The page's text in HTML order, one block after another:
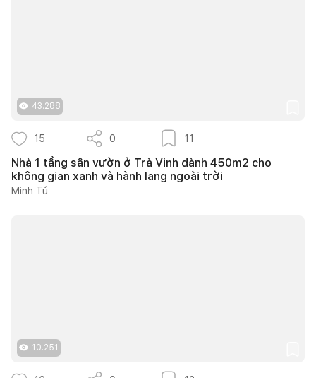
43.288
15 0 11
Nhà 1 tầng sân vườn ở Trà Vinh dành 450m2 cho
không gian xanh và hành lang ngoài trời
Minh Tú
10.251